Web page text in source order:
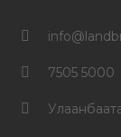
7505 5000